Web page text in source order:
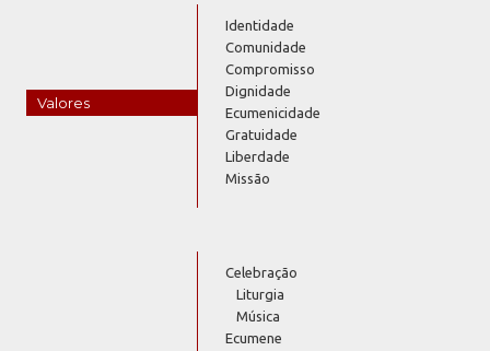
Valores
Identidade
Comunidade
Compromisso
Dignidade
Ecumenicidade
Gratuidade
Liberdade
Missão
Celebração
Liturgia
Música
Ecumene